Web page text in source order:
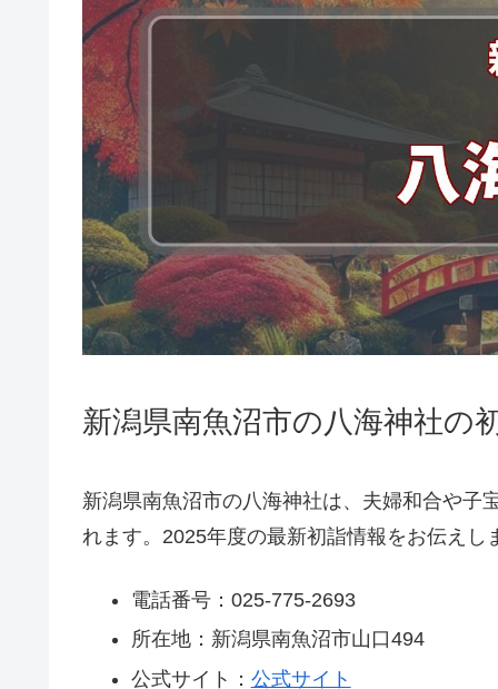
新潟県南魚沼市の八海神社の
新潟県南魚沼市の八海神社は、夫婦和合や子
れます。2025年度の最新初詣情報をお伝えし
電話番号：025-775-2693
所在地：新潟県南魚沼市山口494
公式サイト： 公式サイト